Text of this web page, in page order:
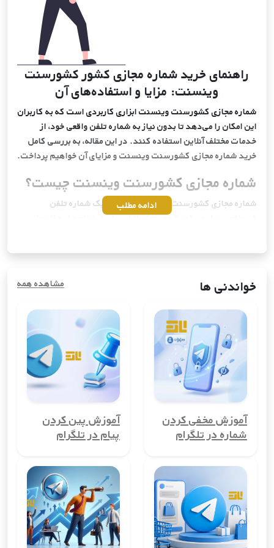
راهنمای خرید شماره مجازی کشور کشورسنت
وینسنت: مزایا و استفاده‌های آن
شماره مجازی کشورسنت وینسنت ابزاری کاربردی است که به کاربران
این امکان را می‌دهد تا بدون نیاز به شماره تلفن واقعی خود، از
خدمات مختلف آنلاین استفاده کنند. در این مقاله، به بررسی کامل
خرید شماره مجازی کشورسنت وینسنت و مزایای آن خواهیم پرداخت.
شماره مجازی کشورسنت وینسنت چیست؟
شماره مجازی کشورسنت وینسنت به عنوان یک شماره تلفن
غیرواقعی عمل می‌کند که می‌توان از آن برای ثبت‌نام و استفاده از
وینسنت
استفاده از شماره مجازی کشورسنت وینسنت در دنیای دیجیتال
امروز، مزایای زیادی به همراه دارد. از حفظ حریم خصوصی گرفته تا
کاهش هزینه‌های ارتباطی، این ابزار می‌تواند به شما در ایجاد تجربه‌ای
امن و مقرون به صرفه کمک کند.
یکی از بزرگ‌ترین مزایای شماره مجازی کشورسنت وینسنت، حفظ
حریم خصوصی کاربران است. با استفاده از این شماره‌ها، می‌توانید
کنید. این ویژگی برای کسانی که نمی‌خواهند اطلاعات شخصی‌شان در
معرض عموم قرار گیرد، بسیار مهم است.
شماره مجازی کشورسنت وینسنت به شما این امکان را می‌دهد تا
ادامه مطلب
خواندنی ها مشاهده همه
آموزش مخفی کردن
شماره در تلگرام
آموزش پین کردن
پیام در تلگرام